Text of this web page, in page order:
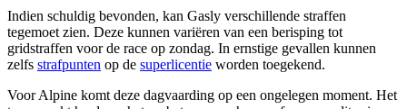
Indien schuldig bevonden, kan Gasly verschillende straffen
tegemoet zien. Deze kunnen variëren van een berisping tot
gridstraffen voor de race op zondag. In ernstige gevallen kunnen
zelfs strafpunten op de superlicentie worden toegekend.
Voor Alpine komt deze dagvaarding op een ongelegen moment. Het